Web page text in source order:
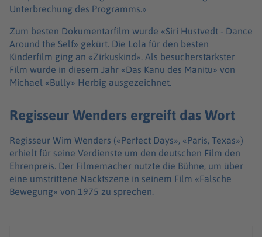
Unterbrechung des Programms.»
Zum besten Dokumentarfilm wurde «Siri Hustvedt - Dance
Around the Self» gekürt. Die Lola für den besten
Kinderfilm ging an «Zirkuskind». Als besucherstärkster
Film wurde in diesem Jahr «Das Kanu des Manitu» von
Michael «Bully» Herbig ausgezeichnet.
Regisseur Wenders ergreift das Wort
Regisseur Wim Wenders («Perfect Days», «Paris, Texas»)
erhielt für seine Verdienste um den deutschen Film den
Ehrenpreis. Der Filmemacher nutzte die Bühne, um über
eine umstrittene Nacktszene in seinem Film «Falsche
Bewegung» von 1975 zu sprechen.